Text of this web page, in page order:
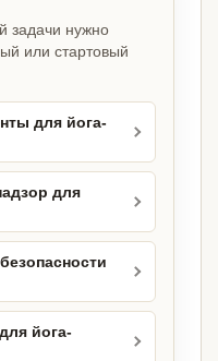
задачи нужно
или стартовый
для йога-
для
йога-